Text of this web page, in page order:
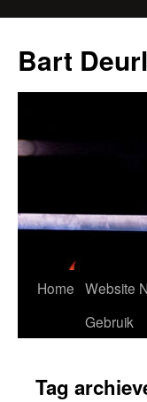
de
inhoud
Bart
Home Website
Gebruik
Tag